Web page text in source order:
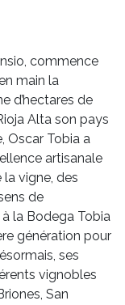
commence
main la
d’hectares de
Alta son pays
Oscar Tobia a
artisanale
la vigne, des
de
la Bodega Tobia
génération pour
ses
vignobles
San